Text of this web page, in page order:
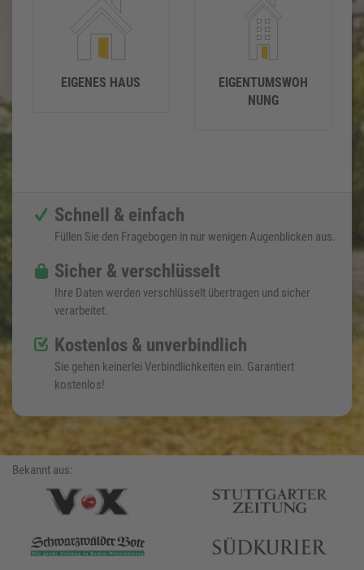
EIGENES HAUS
EIGENTUMSWOH
NUNG
Schnell & einfach
Füllen Sie den Fragebogen in nur wenigen Augenblicken aus.
Sicher & verschlüsselt
Ihre Daten werden verschlüsselt übertragen und sicher
verarbeitet.
Kostenlos & unverbindlich
Sie gehen keinerlei Verbindlichkeiten ein. Garantiert
kostenlos!
Bekannt aus: